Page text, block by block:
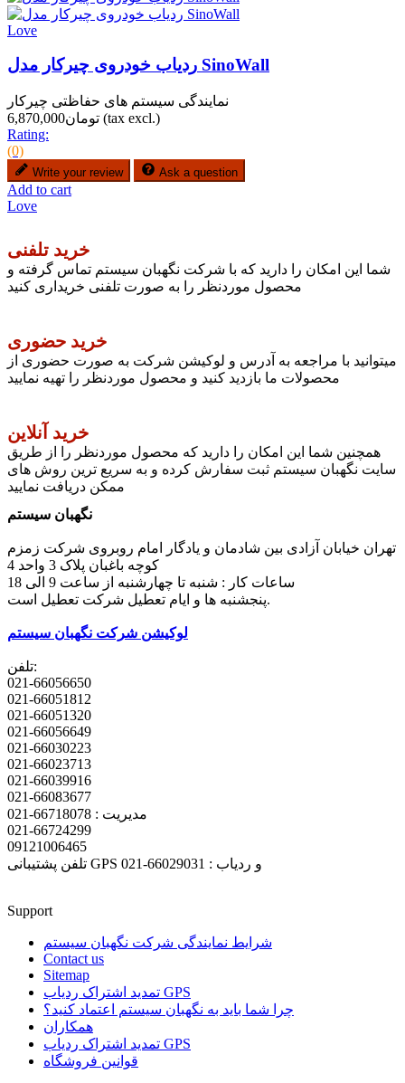
Love
ردیاب خودروی چیرکار مدل SinoWall
نمایندگی سیستم های حفاظتی چیرکار
تومان6,870,000 (tax excl.)
Rating:
(0)
Write your review Ask a question
Add to cart
Love
خرید تلفنی
شما این امکان را دارید که با شرکت نگهبان سیستم تماس گرفته و
محصول موردنظر را به صورت تلفنی خریداری کنید
خرید حضوری
میتوانید با مراجعه به آدرس و لوکیشن شرکت به صورت حضوری از
محصولات ما بازدید کنید و محصول موردنظر را تهیه نمایید
خرید آنلاین
همچنین شما این امکان را دارید که محصول موردنظر را از طریق
سایت نگهبان سیستم ثبت سفارش کرده و به سریع ترین روش های
ممکن دریافت نمایید
نگهبان سیستم
تهران خیابان آزادی بین شادمان و یادگار امام روبروی شرکت زمزم
کوچه باغبان پلاک 3 واحد 4
پنجشنبه ها و ایام تعطیل شرکت تعطیل است.
لوکیشن شرکت نگهبان سیستم
تلفن:
021-66056650
021-66051812
021-66051320
021-66056649
021-66030223
021-66023713
021-66039916
021-66083677
مدیریت : 66718078-021
021-66724299
09121006465
تلفن پشتیبانی GPS و ردیاب : 66029031-021
Support
شرایط نمایندگی شرکت نگهبان سیستم
Contact us
Sitemap
تمدید اشتراک ردیاب GPS
چرا شما باید به نگهبان سیستم اعتماد کنید؟
همکاران
تمدید اشتراک ردیاب GPS
قوانین فروشگاه